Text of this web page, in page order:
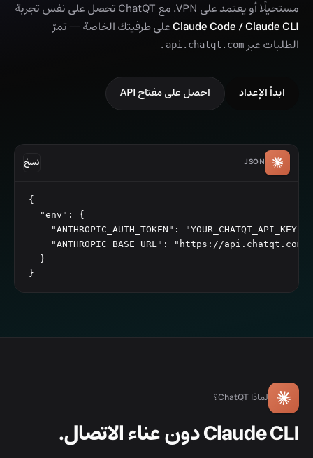
مستحيلًا أو يعتمد على VPN. مع ChatQT تحصل على نفس تجربة
Claude Code / Claude CLIعلى طرفيتك الخاصة — تمرّ
الطلبات عبرapi.chatqt.com
.
ابدأ الإعداد احصل على مفتاح API
JSON نسخ
{
  "env": {
    "ANTHROPIC_AUTH_TOKEN": "YOUR_CHATQT_API_KEY",
"ANTHROPIC_BASE_URL": "https://api.chatqt.com/
  }
}
لماذا ChatQT؟
Claude CLI دون عناء الاتصال.